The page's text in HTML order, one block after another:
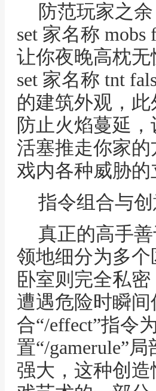
防范玩家之
set 家名称
让你夜晚高枕无
set 家名称 tnt
的建筑外观，此
防止火焰蔓延，
活塞推走你家
戏内各种威胁的
指令组合与
真正的高手
领地细分为多
卧室则完全私
遭遇危险时瞬
合“/effect”指令
置“/gamerule”
强大，这种创